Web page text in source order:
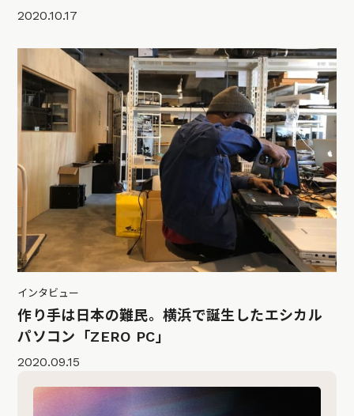
2020.10.17
インタビュー
作り手は日本の難民。横浜で誕生したエシカル
パソコン「ZERO PC」
2020.09.15